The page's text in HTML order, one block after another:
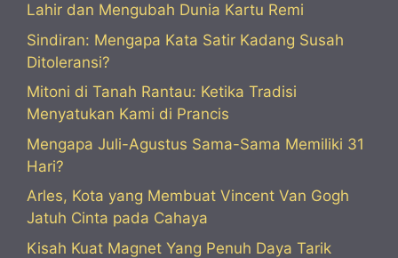
Lahir dan Mengubah Dunia Kartu Remi
Sindiran: Mengapa Kata Satir Kadang Susah
Ditoleransi?
Mitoni di Tanah Rantau: Ketika Tradisi
Menyatukan Kami di Prancis
Mengapa Juli-Agustus Sama-Sama Memiliki 31
Hari?
Arles, Kota yang Membuat Vincent Van Gogh
Jatuh Cinta pada Cahaya
Kisah Kuat Magnet Yang Penuh Daya Tarik